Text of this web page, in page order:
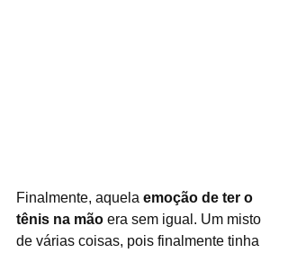
Finalmente, aquela emoção de ter o
tênis na mão era sem igual. Um misto
de várias coisas, pois finalmente tinha